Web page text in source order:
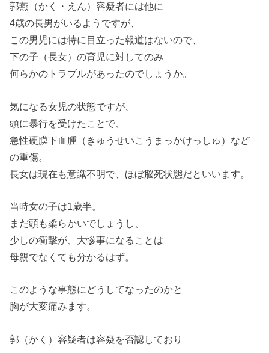
郭燕（かく・えん）容疑者には他に
4歳の長男がいるようですが、
この男児には特に目立った報道はないので、
下の子（長女）の育児に対してのみ
何らかのトラブルがあったのでしょうか。
気になる女児の状態ですが、
頭に暴行を受けたことで、
急性硬膜下血腫（きゅうせいこうまっかけっしゅ）など
の重傷。
長女は現在も意識不明で、ほぼ脳死状態だといいます。
当時女の子は1歳半。
まだ頭も柔らかいでしょうし、
少しの衝撃が、大惨事になることは
母親でなくても分かるはず。
このような事態にどうしてなったのかと
胸が大変痛みます。
郭（かく）容疑者は容疑を否認しており